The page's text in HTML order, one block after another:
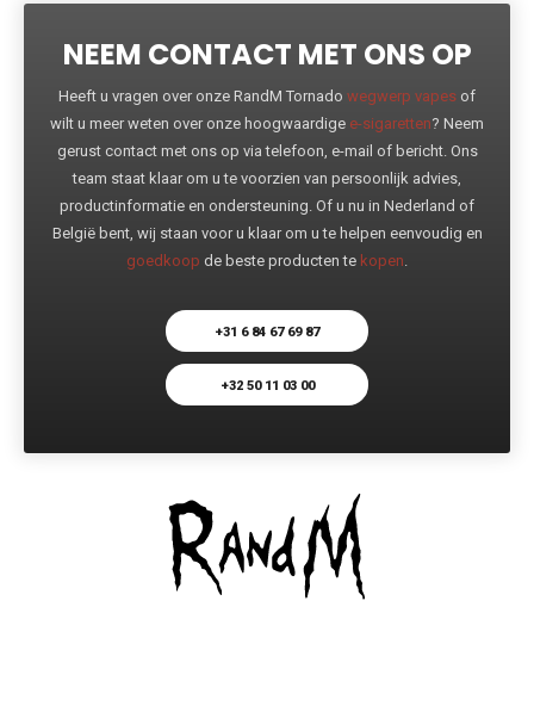
NEEM CONTACT MET ONS OP
Heeft u vragen over onze RandM Tornado wegwerp vapes of
wilt u meer weten over onze hoogwaardige e-sigaretten? Neem
gerust contact met ons op via telefoon, e-mail of bericht. Ons
team staat klaar om u te voorzien van persoonlijk advies,
productinformatie en ondersteuning. Of u nu in Nederland of
België bent, wij staan voor u klaar om u te helpen eenvoudig en
goedkoop de beste producten te kopen.
+31 6 84 67 69 87
+32 50 11 03 00